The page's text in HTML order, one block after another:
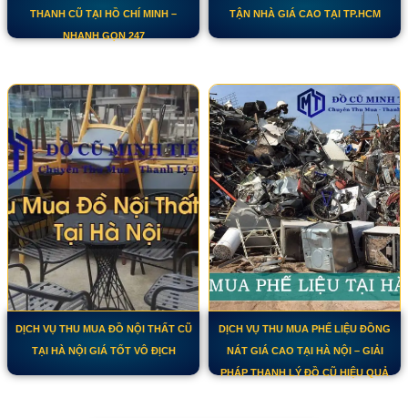
THANH CŨ TẠI HỒ CHÍ MINH –
NHANH GỌN 247
TẬN NHÀ GIÁ CAO TẠI TP.HCM
DỊCH VỤ THU MUA ĐỒ NỘI THẤT CŨ
TẠI HÀ NỘI GIÁ TỐT VÔ ĐỊCH
DỊCH VỤ THU MUA PHẾ LIỆU ĐỒNG
NÁT GIÁ CAO TẠI HÀ NỘI – GIẢI
PHÁP THANH LÝ ĐỒ CŨ HIỆU QUẢ